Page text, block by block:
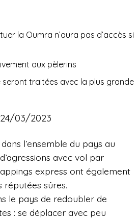
la Oumra n’aura pas d’accès si
aux pèlerins
seront traitées avec la plus grande
03/2023
l’ensemble du pays au
avec vol par
express ont également
sûres.
le pays de redoubler de
: se déplacer avec peu